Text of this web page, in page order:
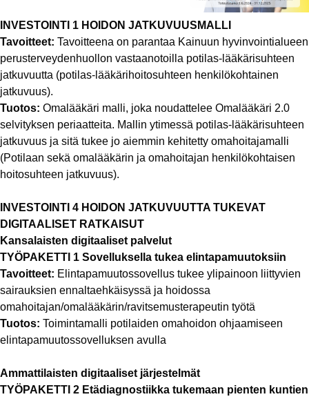
INVESTOINTI 1 HOIDON JATKUVUUSMALLI
Tavoitteet: Tavoitteena on parantaa Kainuun hyvinvointialueen
perusterveydenhuollon vastaanotoilla potilas-lääkärisuhteen
jatkuvuutta (potilas-lääkärihoitosuhteen henkilökohtainen
jatkuvuus).
Tuotos: Omalääkäri malli, joka noudattelee Omalääkäri 2.0
selvityksen periaatteita. Mallin ytimessä potilas-lääkärisuhteen
jatkuvuus ja sitä tukee jo aiemmin kehitetty omahoitajamalli
(Potilaan sekä omalääkärin ja omahoitajan henkilökohtaisen
hoitosuhteen jatkuvuus).
INVESTOINTI 4 HOIDON JATKUVUUTTA TUKEVAT
DIGITAALISET RATKAISUT
Kansalaisten digitaaliset palvelut
TYÖPAKETTI 1 Sovelluksella tukea elintapamuutoksiin
Tavoitteet: Elintapamuutossovellus tukee ylipainoon liittyvien
sairauksien ennaltaehkäisyssä ja hoidossa
omahoitajan/omalääkärin/ravitsemusterapeutin työtä
Tuotos: Toimintamalli potilaiden omahoidon ohjaamiseen
elintapamuutossovelluksen avulla
Ammattilaisten digitaaliset järjestelmät
TYÖPAKETTI 2 Etädiagnostiikka tukemaan pienten kuntien